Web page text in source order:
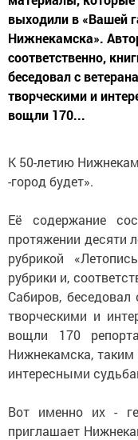
выходили в «Вашей
Нижнекамска».
соответственно,
беседовал с
творческими и
вощли 170...
К 50-летию
-город будет».
Её содержание
протяжении десяти
рубрикой
рубрики и,
Сабиров, беседовал
творческими и
вощли 170
Нижнекамска, таким
интересными
Вот именно их -
приглашает